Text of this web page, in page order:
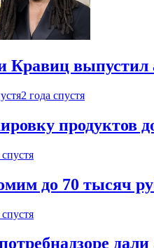
Кравиц
2 года спустя
продуктов
до 70 тысяч